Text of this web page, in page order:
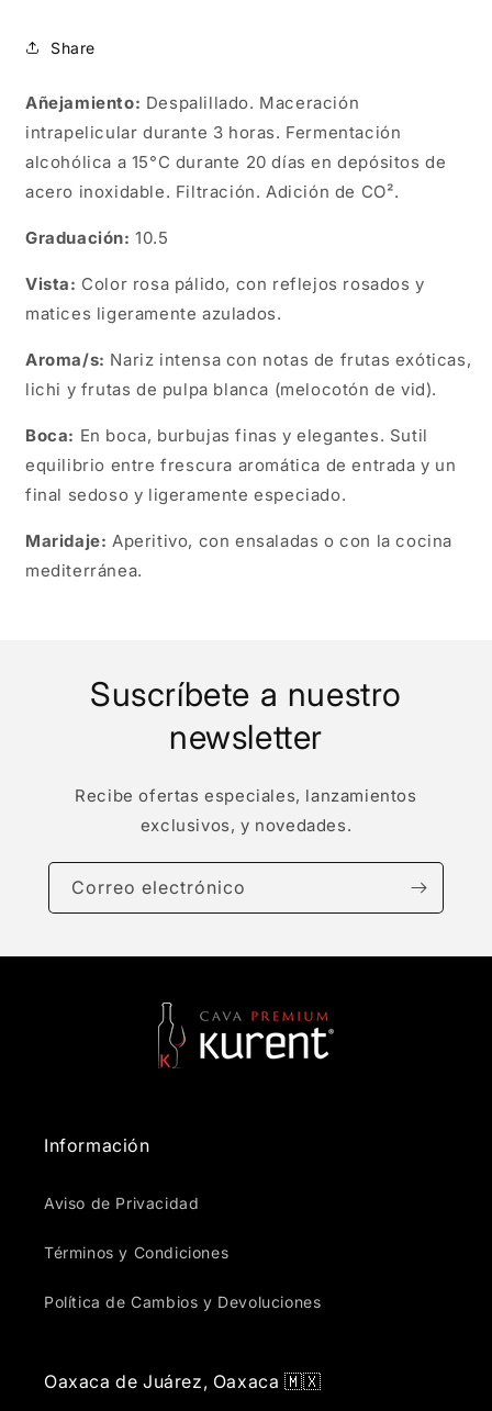
75.0
Share
Añejamiento: Despalillado. Maceración
intrapelicular durante 3 horas. Fermentación
alcohólica a 15°C durante 20 días en depósitos de
acero inoxidable. Filtración. Adición de CO².
Graduación: 10.5
Vista: Color rosa pálido, con reflejos rosados y
matices ligeramente azulados.
Aroma/s: Nariz intensa con notas de frutas exóticas,
lichi y frutas de pulpa blanca (melocotón de vid).
Boca: En boca, burbujas finas y elegantes. Sutil
equilibrio entre frescura aromática de entrada y un
final sedoso y ligeramente especiado.
Maridaje: Aperitivo, con ensaladas o con la cocina
mediterránea.
Suscríbete a nuestro
newsletter
Recibe ofertas especiales, lanzamientos
exclusivos, y novedades.
Correo electrónico
Información
Aviso de Privacidad
Términos y Condiciones
Política de Cambios y Devoluciones
Oaxaca de Juárez, Oaxaca 🇲🇽